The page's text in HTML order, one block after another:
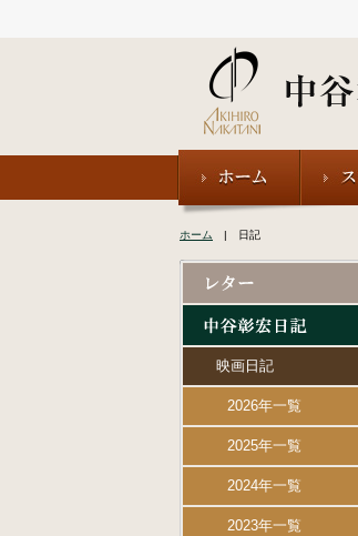
ホーム | 日記
映画日記
2026年一覧
2025年一覧
2024年一覧
2023年一覧